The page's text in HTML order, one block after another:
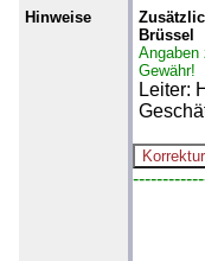
Hinweise
Brüssel
Angaben
Gewähr!
Leiter: